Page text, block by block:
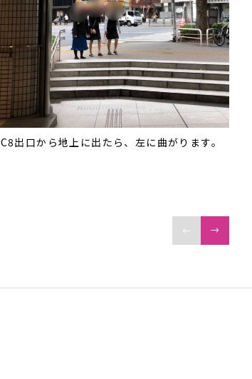
C8出口から地上に出たら、左に曲がります。